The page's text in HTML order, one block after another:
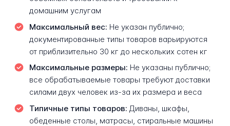
домашним услугам
Максимальный вес: Не указан публично;
документированные типы товаров варьируются
от приблизительно 30 кг до нескольких сотен кг
Максимальные размеры: Не указаны публично;
все обрабатываемые товары требуют доставки
силами двух человек из-за их размера и веса
Типичные типы товаров: Диваны, шкафы,
обеденные столы, матрасы, стиральные машины